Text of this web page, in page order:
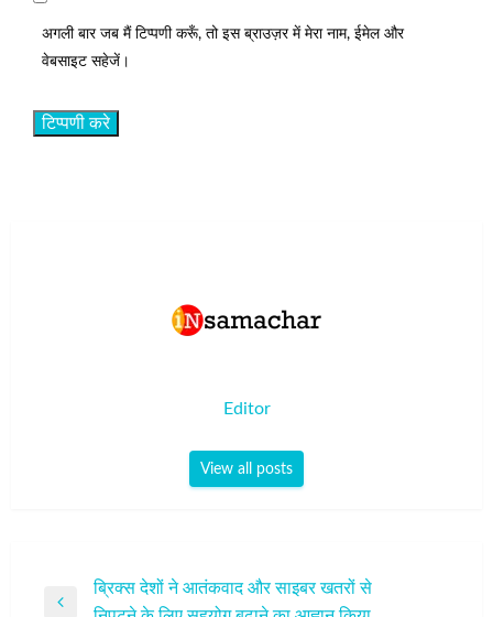
अगली बार जब मैं टिप्पणी करूँ, तो इस ब्राउज़र में मेरा नाम, ईमेल और
वेबसाइट सहेजें।
Editor
View all posts
ब्रिक्स देशों ने आतंकवाद और साइबर खतरों से